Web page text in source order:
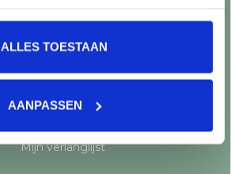
ALLES TOESTAAN
AANPASSEN
Mijn bestellingen
Mijn verlanglijst